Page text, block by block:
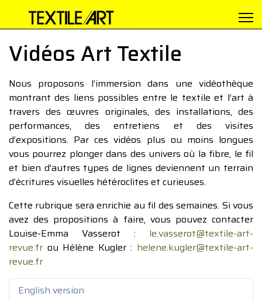
Vidéos Art Textile
Nous proposons l’immersion dans une vidéothèque
montrant des liens possibles entre le textile et l’art à
travers des œuvres originales, des installations, des
performances, des entretiens et des visites
d’expositions. Par ces vidéos plus ou moins longues
vous pourrez plonger dans des univers où la fibre, le fil
et bien d’autres types de lignes deviennent un terrain
d’écritures visuelles hétéroclites et curieuses.
Cette rubrique sera enrichie au fil des semaines. Si vous
avez des propositions à faire, vous pouvez contacter
Louise-Emma Vasserot : le.vasserot@textile-art-
revue.fr ou Hélène Kugler : helene.kugler@textile-art-
revue.fr
English version